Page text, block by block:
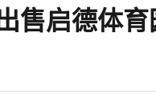
售启德体